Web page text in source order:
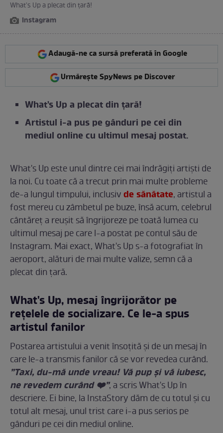
What's Up a plecat din țară!
Instagram
Adaugă-ne ca sursă preferată în Google
Urmărește SpyNews pe Discover
What's Up a plecat din țară!
Artistul i-a pus pe gânduri pe cei din
mediul online cu ultimul mesaj postat.
What's Up este unul dintre cei mai îndrăgiți artiști de
la noi. Cu toate că a trecut prin mai multe probleme
de-a lungul timpului, inclusivde sănătate, artistul a
fost mereu cu zâmbetul pe buze, însă acum, celebrul
cântăreț a reușit să îngrijoreze pe toată lumea cu
ultimul mesaj pe care l-a postat pe contul său de
Instagram. Mai exact, What's Up s-a fotografiat în
aeroport, alături de mai multe valize, semn că a
plecat din țară.
What's Up, mesaj îngrijorător pe
rețelele de socializare. Ce le-a spus
artistul fanilor
Postarea artistului a venit însoțită și de un mesaj în
care le-a transmis fanilor că se vor revedea curând.
”Taxi, du-mă unde vreau! Vă pup și vă iubesc,
ne revedem curând ❤️”, a scris What's Up în
descriere. Ei bine, la InstaStory dăm de cu totul și cu
totul alt mesaj, unul trist care i-a pus serios pe
gânduri pe cei din mediul online.